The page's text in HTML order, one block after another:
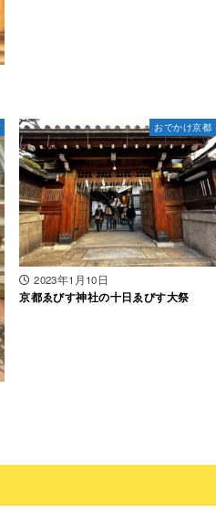
おでかけ京都
2023年1月10日
京都ゑびす神社の十日ゑびす大祭